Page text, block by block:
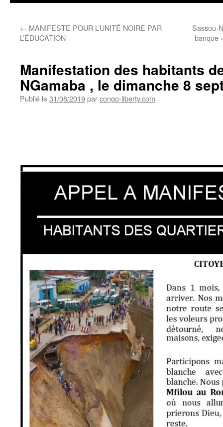
← MANIFESTE POUR L’UNITÉ NOIRE PAR
L’ÉDUCATION
Sassou-
banque
Manifestation des habitants
NGamaba , le dimanche 8
Publié le31/08/2019parcongo-liberty.com